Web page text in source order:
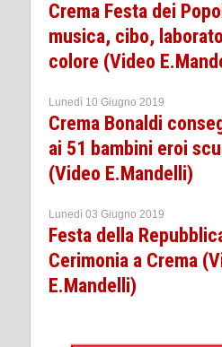
Crema Festa dei
musica, cibo,
colore (Video
Lunedì 10 Giugno 2019
Crema Bonaldi
ai 51 bambini eroi
(Video E.Mandelli)
Lunedì 03 Giugno 2019
Festa della
Cerimonia a Crema
E.Mandelli)